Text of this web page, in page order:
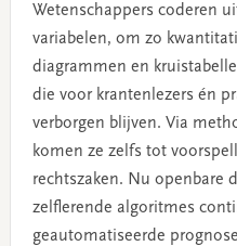
Wetenschappers coderen
variabelen, om zo
diagrammen en
die voor krantenlezers én
verborgen blijven. Via
komen ze zelfs tot
rechtszaken. Nu openbare
zelflerende algoritmes
geautomatiseerde